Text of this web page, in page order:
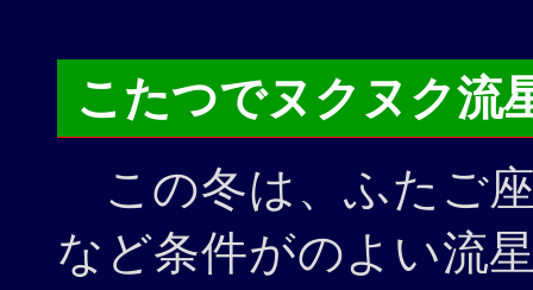
こたつでヌクヌク流
この冬は、ふたご
など条件がのよい流